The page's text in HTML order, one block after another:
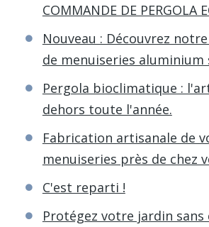
COMMANDE DE PERGOLA
Nouveau : Découvrez
de menuiseries aluminium
Pergola bioclimatique :
dehors toute l'année.
Fabrication artisanale de
menuiseries près de chez
C'est reparti !
Protégez votre jardin